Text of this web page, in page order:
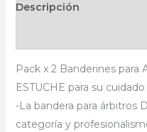
Descripción
Pack x 2 Banderines para
ESTUCHE para su
-La bandera para árbitros
categoría y